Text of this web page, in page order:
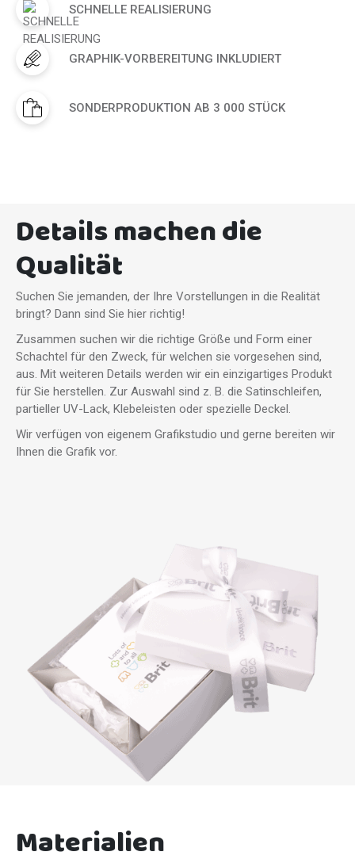
SCHNELLE REALISIERUNG
GRAPHIK-VORBEREITUNG INKLUDIERT
SONDERPRODUKTION AB 3 000 STÜCK
Details machen die
Qualität
Suchen Sie jemanden, der Ihre Vorstellungen in die Realität
bringt? Dann sind Sie hier richtig!
Zusammen suchen wir die richtige Größe und Form einer
Schachtel für den Zweck, für welchen sie vorgesehen sind,
aus. Mit weiteren Details werden wir ein einzigartiges Produkt
für Sie herstellen. Zur Auswahl sind z. B. die Satinschleifen,
partieller UV-Lack, Klebeleisten oder spezielle Deckel.
Wir verfügen von eigenem Grafikstudio und gerne bereiten wir
Ihnen die Grafik vor.
Materialien